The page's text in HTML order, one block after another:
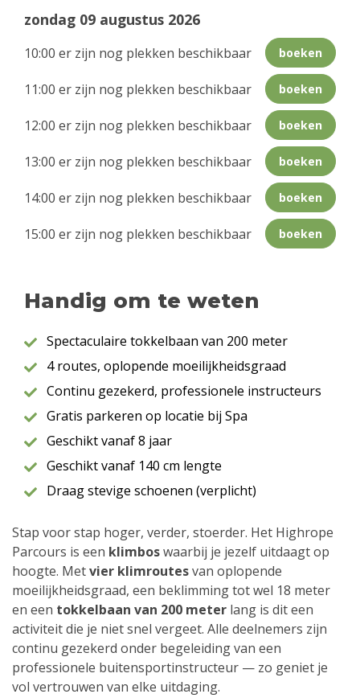
zondag 09 augustus 2026
10:00 er zijn nog plekken beschikbaar boeken
11:00 er zijn nog plekken beschikbaar boeken
12:00 er zijn nog plekken beschikbaar boeken
13:00 er zijn nog plekken beschikbaar boeken
14:00 er zijn nog plekken beschikbaar boeken
15:00 er zijn nog plekken beschikbaar boeken
Handig om te weten
Spectaculaire tokkelbaan van 200 meter
4 routes, oplopende moeilijkheidsgraad
Continu gezekerd, professionele instructeurs
Gratis parkeren op locatie bij Spa
Geschikt vanaf 8 jaar
Geschikt vanaf 140 cm lengte
Draag stevige schoenen (verplicht)
Stap voor stap hoger, verder, stoerder. Het Highrope
Parcours is een klimboswaarbij je jezelf uitdaagt op
hoogte. Metvier klimroutesvan oplopende
moeilijkheidsgraad, een beklimming tot wel 18 meter
en een tokkelbaan van 200 meter lang is dit een
activiteit die je niet snel vergeet. Alle deelnemers zijn
continu gezekerd onder begeleiding van een
professionele buitensportinstructeur — zo geniet je
vol vertrouwen van elke uitdaging.